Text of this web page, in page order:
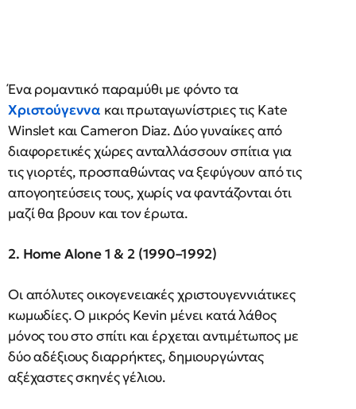
Ένα ρομαντικό παραμύθι με φόντο τα
Χριστούγεννα και πρωταγωνίστριες τις Kate
Winslet και Cameron Diaz. Δύο γυναίκες από
διαφορετικές χώρες ανταλλάσσουν σπίτια για
τις γιορτές, προσπαθώντας να ξεφύγουν από τις
απογοητεύσεις τους, χωρίς να φαντάζονται ότι
μαζί θα βρουν και τον έρωτα.
2. Home Alone 1 & 2 (1990–1992)
Οι απόλυτες οικογενειακές χριστουγεννιάτικες
κωμωδίες. Ο μικρός Kevin μένει κατά λάθος
μόνος του στο σπίτι και έρχεται αντιμέτωπος με
δύο αδέξιους διαρρήκτες, δημιουργώντας
αξέχαστες σκηνές γέλιου.